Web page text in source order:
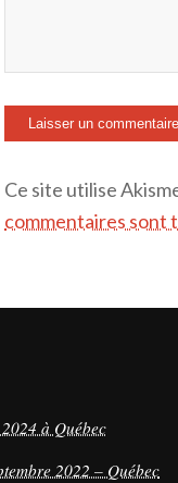
Ce site utilise
commentaires sont
à Québec
2022 – Québec